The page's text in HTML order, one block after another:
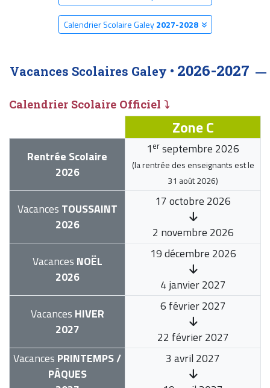
Calendrier Scolaire Galey2027-2028
Vacances Scolaires Galey • 2026-2027
Calendrier Scolaire Officiel ⤵
Zone C
Rentrée Scolaire
2026
1 er septembre 2026
(la rentrée des enseignants est le
31 août 2026)
Vacances TOUSSAINT
2026
17 octobre 2026
2 novembre 2026
Vacances NOËL
2026
19 décembre 2026
4 janvier 2027
Vacances HIVER
2027
6 février 2027
22 février 2027
Vacances PRINTEMPS /
PÂQUES
3 avril 2027